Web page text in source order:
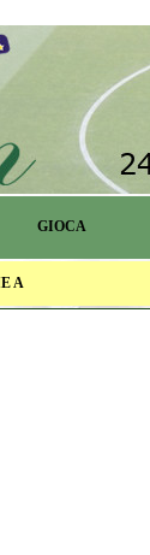
GIOCA
A